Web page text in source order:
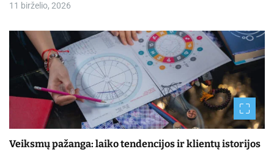
11 birželio, 2026
Veiksmų pažanga: laiko tendencijos ir klientų istorijos